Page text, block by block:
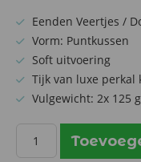
prijs
was:
€103,50.
is:
Eenden Veertjes /
Vorm: Puntkussen
Soft uitvoering
Tijk van luxe perkal
Vulgewicht: 2x 125
Dons
Hoofdkussen